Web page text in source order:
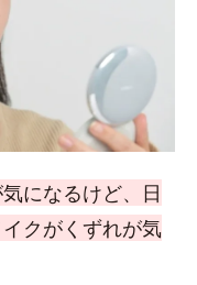
になるけど、日
クがくずれが気